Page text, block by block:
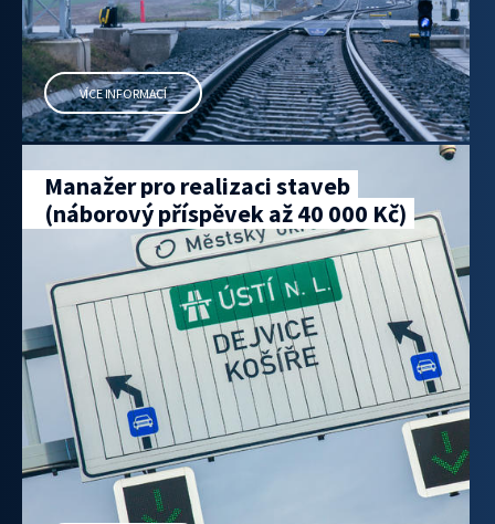
VÍCE INFORMACÍ
Manažer pro realizaci staveb
(náborový příspěvek až 40 000 Kč)